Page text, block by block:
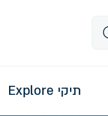
תיקי Explore